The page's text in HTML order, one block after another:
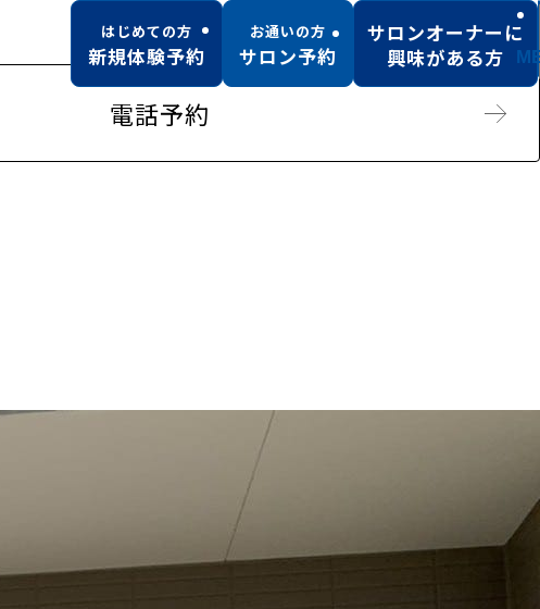
電話予約
はじめての方
新規体験予約
お通いの方
サロン予約
サロンオーナーに
興味がある方